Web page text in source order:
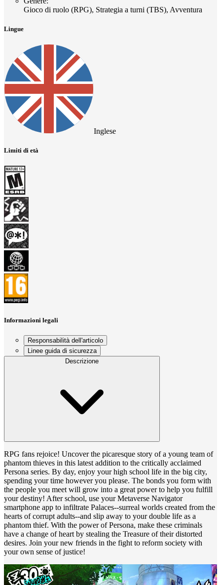
Gioco di ruolo (RPG), Strategia a turni (TBS), Avventura
Lingue
Inglese
Limiti di età
Informazioni legali
Responsabilità dell'articolo
Linee guida di sicurezza
Descrizione
RPG fans rejoice! Uncover the picaresque story of a young team of
phantom thieves in this latest addition to the critically acclaimed
Persona series. By day, enjoy your high school life in the big city,
spending your time however you please. The bonds you form with
the people you meet will grow into a great power to help you fulfill
your destiny! After school, use your Metaverse Navigator
smartphone app to infiltrate Palaces--surreal worlds created from the
hearts of corrupt adults--and slip away to your double life as a
phantom thief. With the power of Persona, make these criminals
have a change of heart by stealing the Treasure of their distorted
desires. Join your new friends in the fight to reform society with
your own sense of justice!